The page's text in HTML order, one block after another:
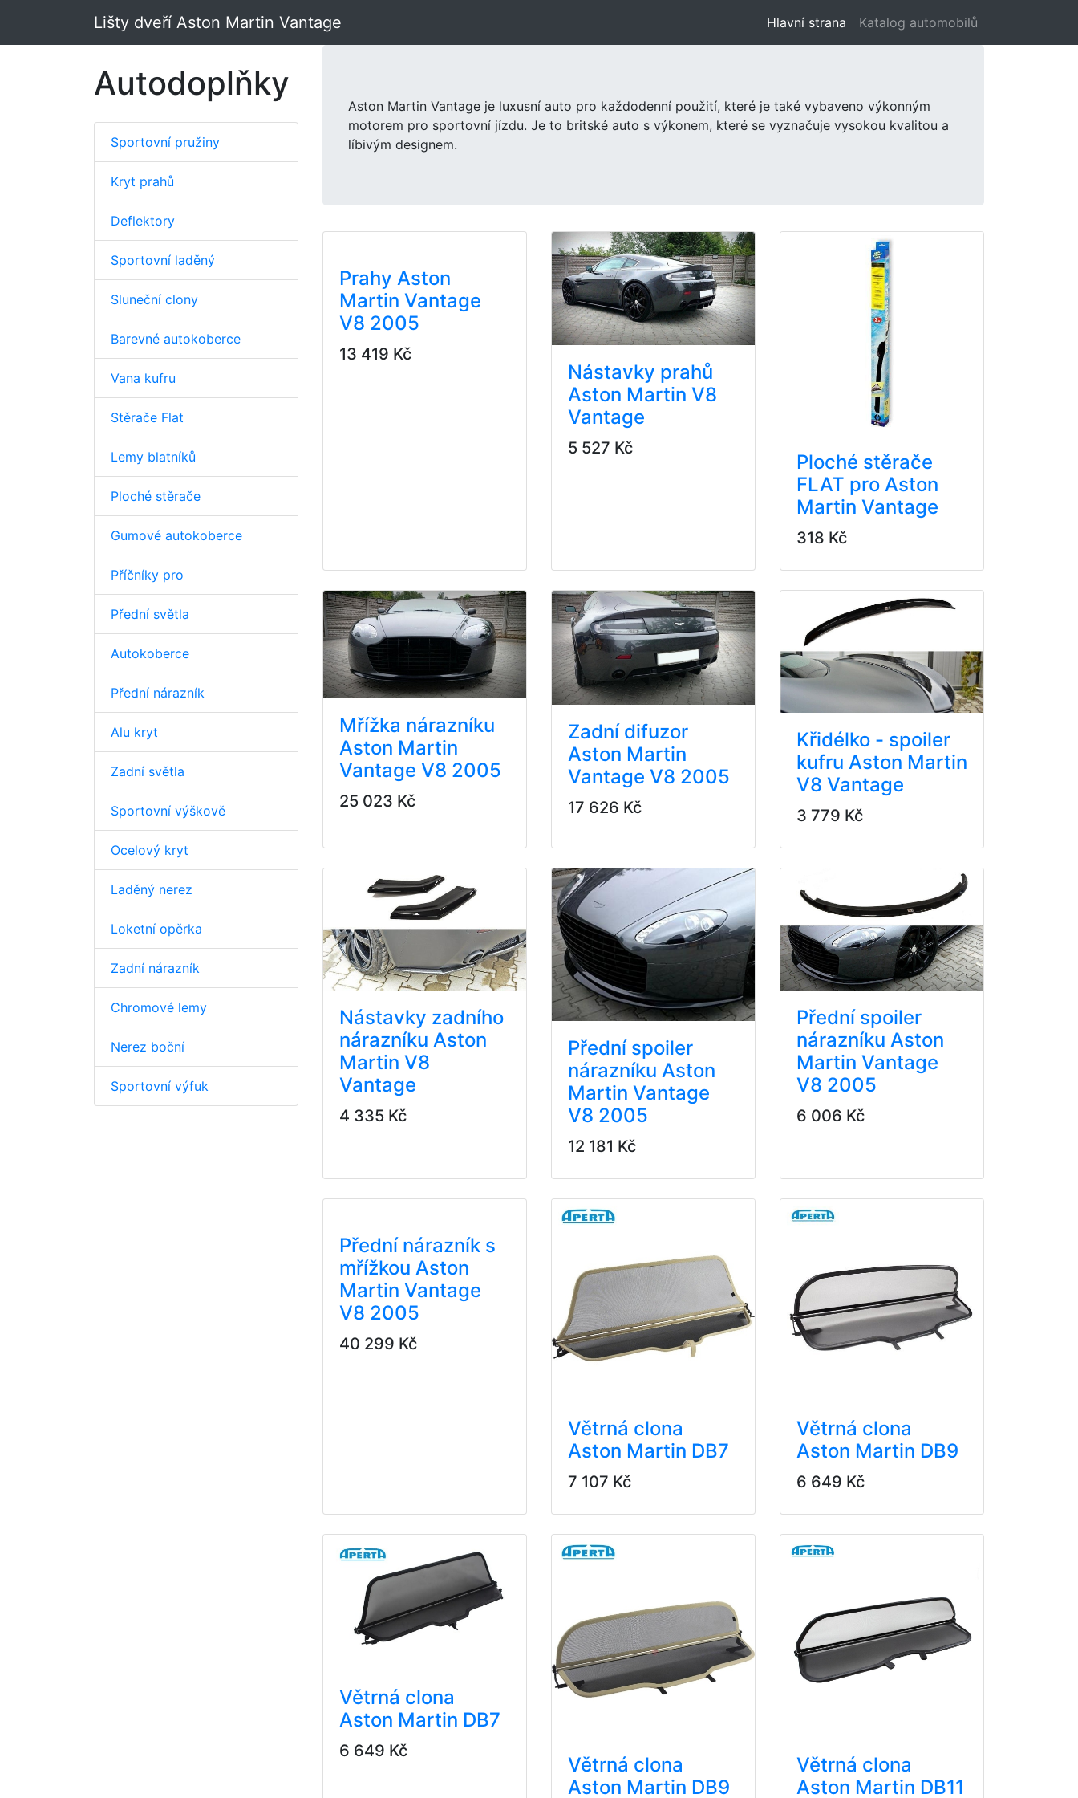
Lišty dveří Aston Martin Vantage Hlavní strana (aktuální)
Katalog automobilů
Autodoplňky
Sportovní pružiny
Kryt prahů
Deflektory
Sportovní laděný
Sluneční clony
Barevné autokoberce
Vana kufru
Stěrače Flat
Lemy blatníků
Ploché stěrače
Gumové autokoberce
Příčníky pro
Přední světla
Autokoberce
Přední nárazník
Alu kryt
Zadní světla
Sportovní výškově
Ocelový kryt
Laděný nerez
Loketní opěrka
Zadní nárazník
Chromové lemy
Nerez boční
Sportovní výfuk
Aston Martin Vantage je luxusní auto pro každodenní použití, které je také vybaveno výkonným
motorem pro sportovní jízdu. Je to britské auto s výkonem, které se vyznačuje vysokou kvalitou a
líbivým designem.
Prahy Aston
Martin Vantage
V8 2005
13 419 Kč
Nástavky prahů
Aston Martin V8
Vantage
5 527 Kč
Ploché stěrače
FLAT pro Aston
Martin Vantage
318 Kč
Mřížka nárazníku
Aston Martin
Vantage V8 2005
25 023 Kč
Zadní difuzor
Aston Martin
Vantage V8 2005
17 626 Kč
Křidélko - spoiler
kufru Aston Martin
V8 Vantage
3 779 Kč
Nástavky zadního
nárazníku Aston
Martin V8
Vantage
4 335 Kč
Přední spoiler
nárazníku Aston
Martin Vantage
V8 2005
12 181 Kč
Přední spoiler
nárazníku Aston
Martin Vantage
V8 2005
6 006 Kč
Přední nárazník s
mřížkou Aston
Martin Vantage
V8 2005
40 299 Kč
Větrná clona
Aston Martin DB7
7 107 Kč
Větrná clona
Aston Martin DB9
6 649 Kč
Větrná clona
Aston Martin DB7
6 649 Kč
Větrná clona
Aston Martin DB9
Větrná clona
Aston Martin DB11